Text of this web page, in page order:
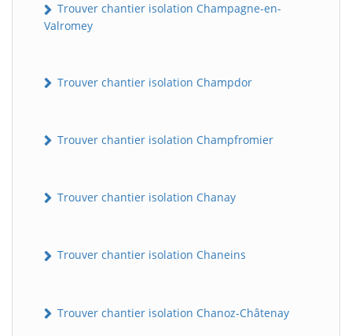
Trouver chantier isolation Champagne-en-
Valromey
Trouver chantier isolation Champdor
Trouver chantier isolation Champfromier
Trouver chantier isolation Chanay
Trouver chantier isolation Chaneins
Trouver chantier isolation Chanoz-Châtenay